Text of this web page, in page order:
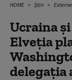
HOME Știri Externe
Ucraina
Elveția
delegația